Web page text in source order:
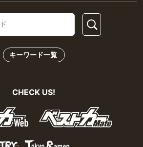
キーワード一覧
CHECK US!